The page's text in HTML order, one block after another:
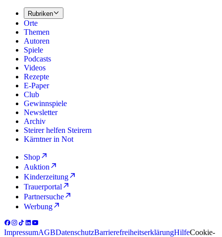
Rubriken
Orte
Themen
Autoren
Spiele
Podcasts
Videos
Rezepte
E-Paper
Club
Gewinnspiele
Newsletter
Archiv
Steirer helfen Steirern
Kärntner in Not
Shop
Auktion
Kinderzeitung
Trauerportal
Partnersuche
Werbung
ImpressumAGBDatenschutzBarrierefreiheitserklärungHilfeCookie-